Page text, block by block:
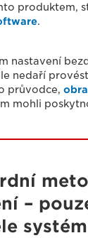
produktem,
.
nastavení
nedaří
průvodce,
mohli
–